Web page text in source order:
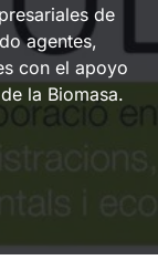
de
agentes,
con el apoyo
la Biomasa.